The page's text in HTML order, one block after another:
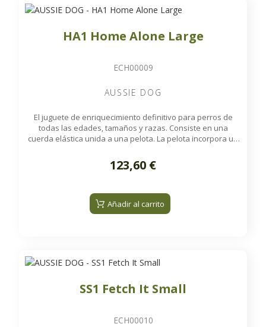
HA1 Home Alone Large
ECH00009
AUSSIE DOG
El juguete de enriquecimiento definitivo para perros de
todas las edades, tamaños y razas. Consiste en una
cuerda elástica unida a una pelota. La pelota incorpora un
rellenarse con premios secos o croquetas, que se liberan
de forma aleatoria durante el juego. Es ideal para
casa.
123,60 €
Añadir al carrito
SS1 Fetch It Small
ECH00010